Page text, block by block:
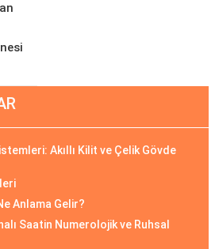
Akıllı Kilit ve Çelik Gövde
Anlama Gelir?
Saatin Numerolojik ve Ruhsal